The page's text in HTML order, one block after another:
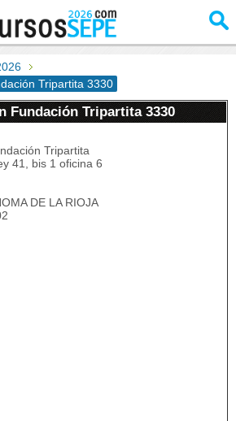
Tripartita 3330
Fundación Tripartita 3330
Tripartita
41, bis 1 oficina 6
DE LA RIOJA